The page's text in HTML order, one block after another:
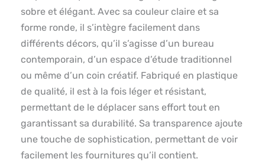
sobre et élégant. Avec sa couleur claire et sa
forme ronde, il s’intègre facilement dans
différents décors, qu’il s’agisse d’un bureau
contemporain, d’un espace d’étude traditionnel
ou même d’un coin créatif. Fabriqué en plastique
de qualité, il est à la fois léger et résistant,
permettant de le déplacer sans effort tout en
garantissant sa durabilité. Sa transparence ajoute
une touche de sophistication, permettant de voir
facilement les fournitures qu’il contient.